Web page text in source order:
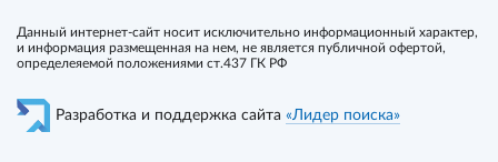
Данный интернет-сайт носит исключительно информационный характер,
и информация размещенная на нем, не является публичной офертой,
определеяемой положениями ст.437 ГК РФ
Разработка и поддержка сайта «Лидер поиска»